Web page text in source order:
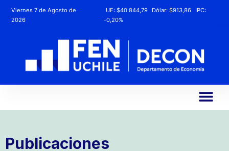
Viernes 7 de Agosto de
2026
UF: $40.844,79 Dólar: $913,86
IPC:
-0,20%
Publicaciones